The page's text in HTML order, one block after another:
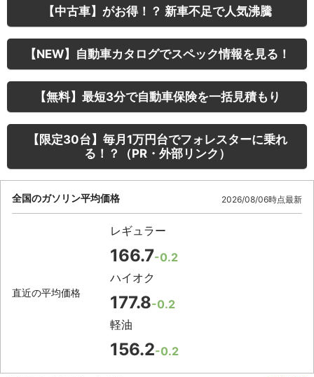
【中古車】がお得！？ 新車不足で人気沸騰
【NEW】自動車カタログでスペック情報を見る！
【無料】最短3分で自動車保険を一括見積もり
【限定30台】毎月1万円台でフォレスターに乗れ
る！？（PR・外部リンク）
全国のガソリン平均価格 2026/08/06時点最新
直近の平均価格
レギュラー
166.7-0.2
ハイオク
177.8-0.2
軽油
156.2-0.2